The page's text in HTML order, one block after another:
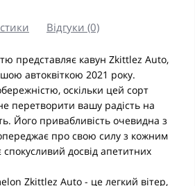
Відгуки (0)
представляє кавун Zkittlez Auto,
автоквіткою 2021 року.
оскільки цей сорт
перетворити вашу радість на
Його привабливість очевидна з
про свою силу з кожним
досвід апетитних
Zkittlez Auto - це легкий вітер,